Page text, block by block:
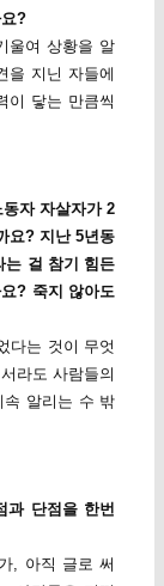
?
울여 상황을 알
을 지닌 자들에
이 닿는 만큼씩
자 자살자가 2
요? 지난 5년동
는 걸 참기 힘든
? 죽지 않아도
다는 것이 무엇
라도 사람들의
속 알리는 수 밖
과 단점을 한번
, 아직 글로 써